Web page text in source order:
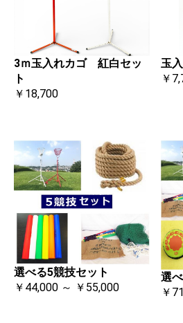
3ｍ玉入れカゴ 紅白セッ
ト
￥18,700
玉
￥
選べる5競技セット
￥44,000 ～ ￥55,000
選
￥